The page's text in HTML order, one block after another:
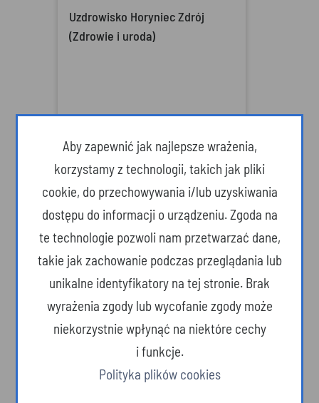
Uzdrowisko Horyniec Zdrój
(Zdrowie i uroda)
Uzdrowisko Iwonicz Zdrój
(Zdrowie i uroda)
Aby zapewnić jak najlepsze wrażenia,
korzystamy z technologii, takich jak pliki
cookie, do przechowywania i/lub uzyskiwania
dostępu do informacji o urządzeniu. Zgoda na
te technologie pozwoli nam przetwarzać dane,
takie jak zachowanie podczas przeglądania lub
unikalne identyfikatory na tej stronie. Brak
wyrażenia zgody lub wycofanie zgody może
niekorzystnie wpłynąć na niektóre cechy
i funkcje.
Polityka plików cookies